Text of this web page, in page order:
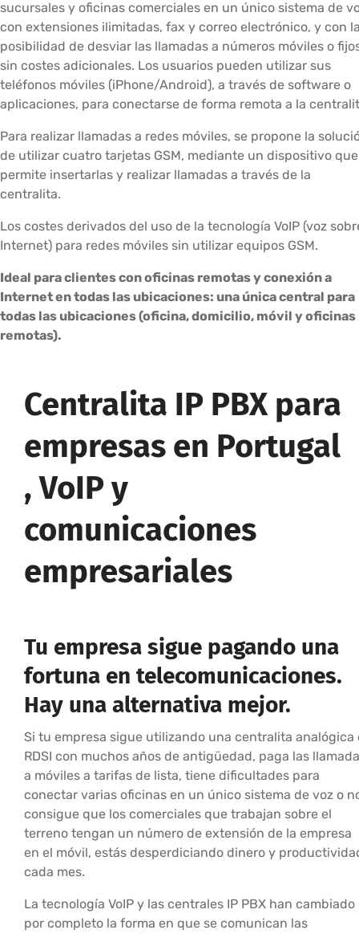
sucursales y oficinas comerciales en un único sistema de
con extensiones ilimitadas, fax y correo electrónico, y con
posibilidad de desviar las llamadas a números móviles o
sin costes adicionales. Los usuarios pueden utilizar sus
teléfonos móviles (iPhone/Android), a través de software o
aplicaciones, para conectarse de forma remota a la
Para realizar llamadas a redes móviles, se propone la
de utilizar cuatro tarjetas GSM, mediante un dispositivo que
permite insertarlas y realizar llamadas a través de la
centralita.
Los costes derivados del uso de la tecnología VoIP (voz
Internet) para redes móviles sin utilizar equipos GSM.
Ideal para clientes con oficinas remotas y conexión a
Internet en todas las ubicaciones: una única central para
todas las ubicaciones (oficina, domicilio, móvil y oficinas
remotas).
Centralita IP PBX para
empresas en Portugal
, VoIP y
comunicaciones
empresariales
Tu empresa sigue pagando una
fortuna en telecomunicaciones.
Hay una alternativa mejor.
Si tu empresa sigue utilizando una centralita analógica
RDSI con muchos años de antigüedad, paga las
a móviles a tarifas de lista, tiene dificultades para
conectar varias oficinas en un único sistema de voz o
consigue que los comerciales que trabajan sobre el
terreno tengan un número de extensión de la empresa
en el móvil, estás desperdiciando dinero y
cada mes.
La tecnología VoIP y las centrales IP PBX han cambiado
por completo la forma en que se comunican las